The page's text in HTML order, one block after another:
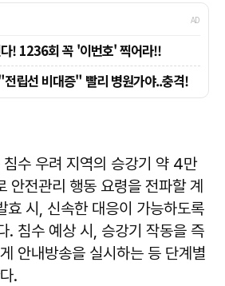
수 우려 지역의 승강기 약 4만
전관리 행동 요령을 전파할 계
효 시, 신속한 대응이 가능하도록
. 침수 예상 시, 승강기 작동을 즉
안내방송을 실시하는 등 단계별
.